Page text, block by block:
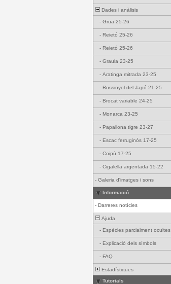
Dades i anàlisis
- Grua 25-26
- Reietó 25-26
- Reietó 25-26
- Graula 23-25
- Aratinga mitrada 23-25
- Rossinyol del Japó 21-25
- Brocat variable 24-25
- Monarca 23-25
- Papallona tigre 23-27
- Escac ferruginós 17-25
- Coipú 17-25
- Cigalella argentada 15-22
- Galeria d'imatges i sons
Informació
- Darreres notícies
Ajuda
- Espècies parcialment ocultes
- Explicació dels símbols
- FAQ
Estadístiques
Tutorials